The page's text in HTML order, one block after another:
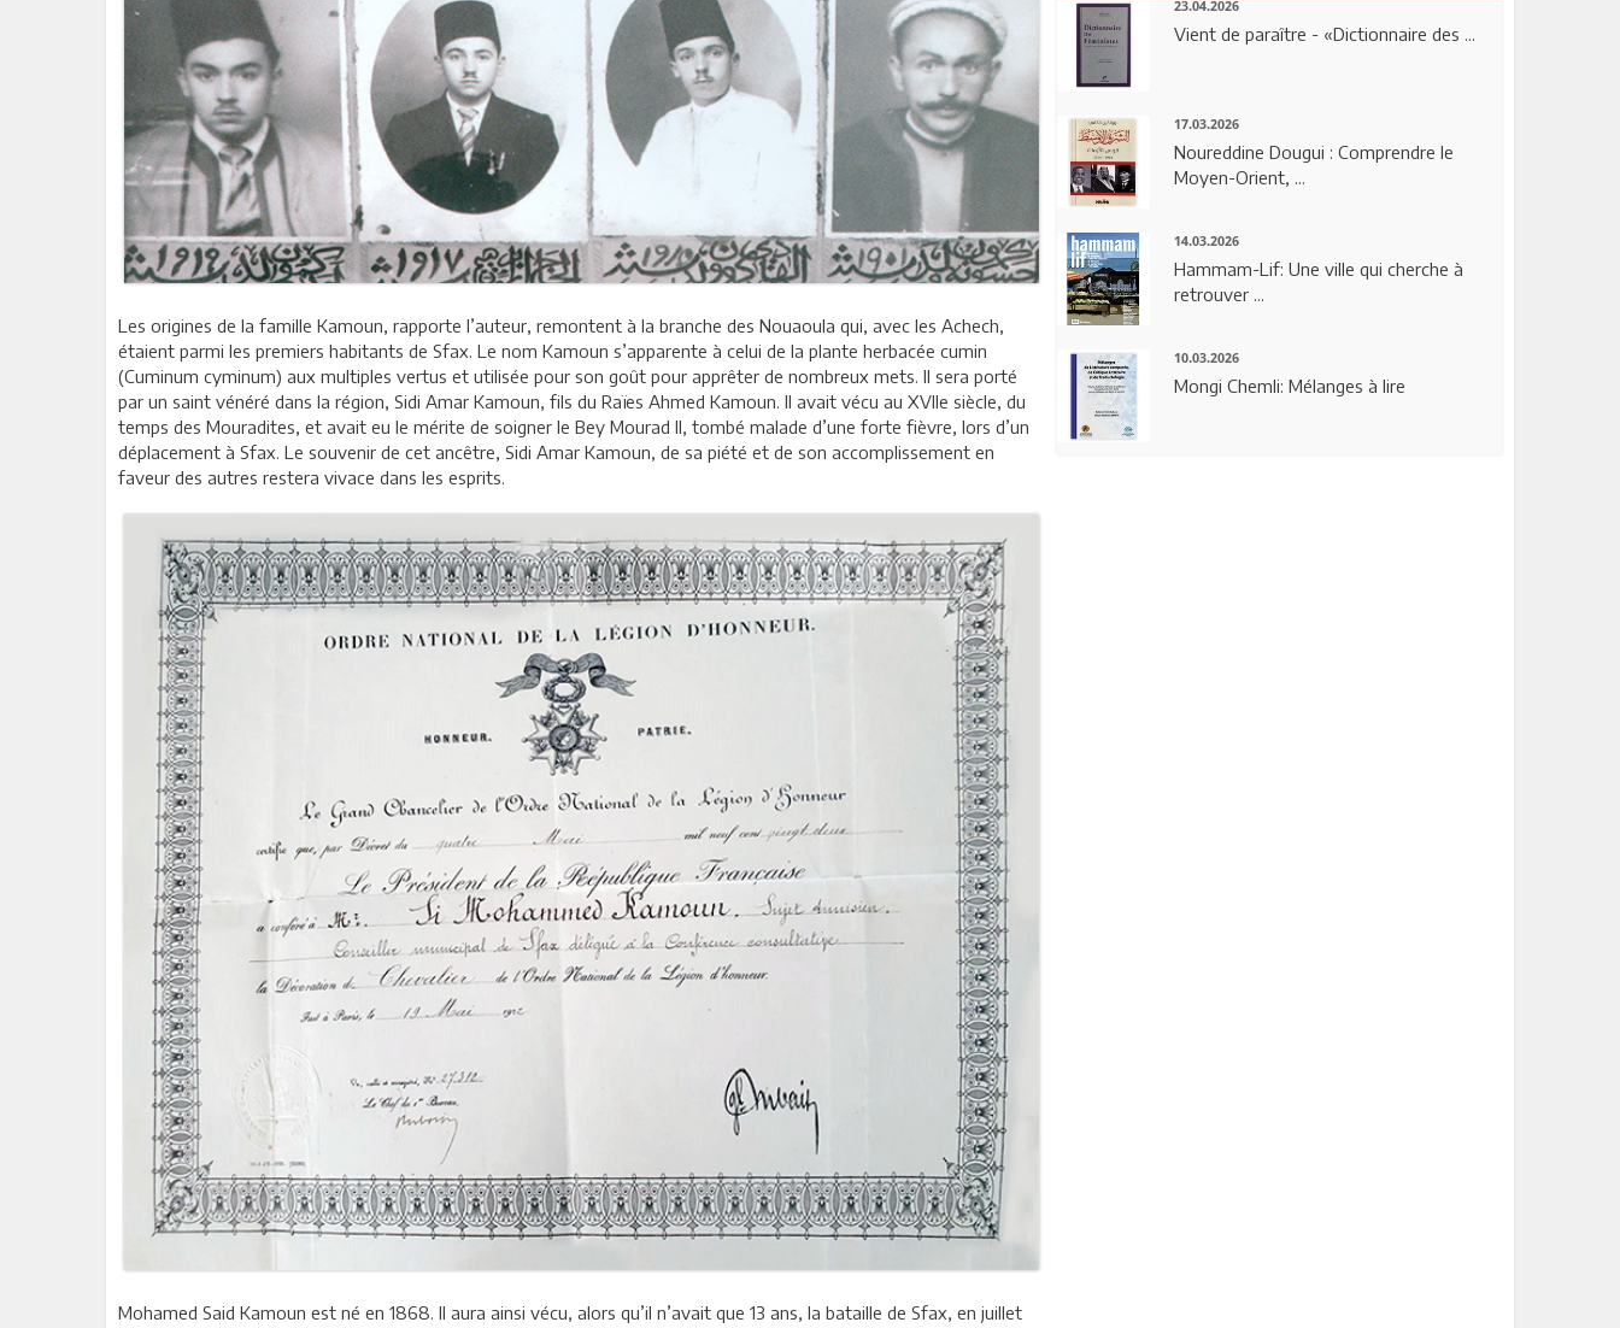
Les origines de la famille Kamoun, rapporte l’auteur, remontent à la branche des Nouaoula qui, avec les Achech,
étaient parmi les premiers habitants de Sfax. Le nom Kamoun s’apparente à celui de la plante herbacée cumin
(Cuminum cyminum) aux multiples vertus et utilisée pour son goût pour apprêter de nombreux mets. Il sera porté
par un saint vénéré dans la région, Sidi Amar Kamoun, fils du Raïes Ahmed Kamoun. Il avait vécu au XVIIe siècle, du
temps des Mouradites, et avait eu le mérite de soigner le Bey Mourad II, tombé malade d’une forte fièvre, lors d’un
déplacement à Sfax. Le souvenir de cet ancêtre, Sidi Amar Kamoun, de sa piété et de son accomplissement en
faveur des autres restera vivace dans les esprits.
Mohamed Said Kamoun est né en 1868. Il aura ainsi vécu, alors qu’il n’avait que 13 ans, la bataille de Sfax, en juillet
23.04.2026
Vient de paraître - «Dictionnaire des ...
17.03.2026
Noureddine Dougui : Comprendre le
Moyen-Orient, ...
14.03.2026
Hammam-Lif: Une ville qui cherche à
retrouver ...
10.03.2026
Mongi Chemli: Mélanges à lire